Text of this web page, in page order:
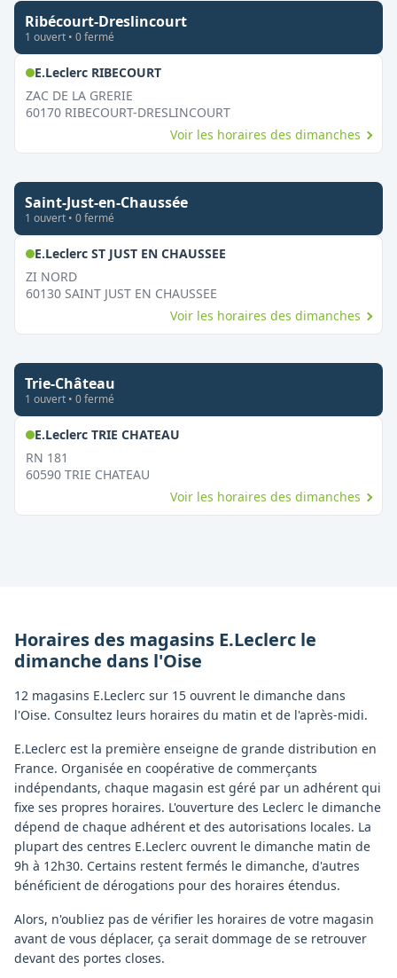
Ribécourt-Dreslincourt
1 ouvert • 0fermé
E.Leclerc RIBECOURT,
ZAC DE LA GRERIE
60170 RIBECOURT-DRESLINCOURT
Voir les horaires des dimanches
Saint-Just-en-Chaussée
1 ouvert • 0fermé
E.Leclerc ST JUST EN CHAUSSEE,
ZI NORD
60130 SAINT JUST EN CHAUSSEE
Voir les horaires des dimanches
Trie-Château
1 ouvert • 0fermé
E.Leclerc TRIE CHATEAU,
RN 181
60590 TRIE CHATEAU
Voir les horaires des dimanches
Horaires des magasins E.Leclerc le
dimanche dans l'Oise
12 magasins E.Leclerc sur 15 ouvrent le dimanche dans
l'Oise. Consultez leurs horaires du matin et de l'après-midi.
E.Leclerc est la première enseigne de grande distribution en
France. Organisée en coopérative de commerçants
indépendants, chaque magasin est géré par un adhérent qui
fixe ses propres horaires. L'ouverture des Leclerc le dimanche
dépend de chaque adhérent et des autorisations locales. La
plupart des centres E.Leclerc ouvrent le dimanche matin de
9h à 12h30. Certains restent fermés le dimanche, d'autres
bénéficient de dérogations pour des horaires étendus.
Alors, n'oubliez pas de vérifier les horaires de votre magasin
avant de vous déplacer, ça serait dommage de se retrouver
devant des portes closes.